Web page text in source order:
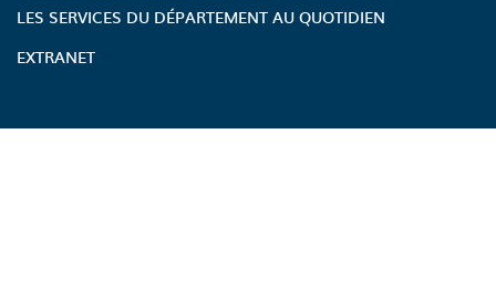
LES SERVICES DU DÉPARTEMENT AU QUOTIDIEN
EXTRANET